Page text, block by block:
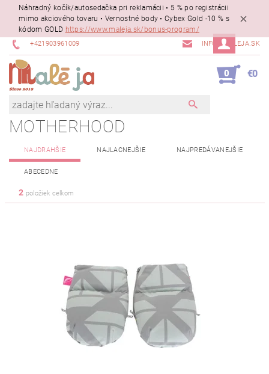
Náhradný kočík/autosedačka pri reklamácii • 5 % po registrácii
mimo akciového tovaru • Vernostné body • Cybex Gold -10 % s
kódom GOLD https://www.maleja.sk/bonus-program/
+421903961009 INFO@MALEJA.SK
0 €0
MOTHERHOOD
NAJDRAHŠIE NAJLACNEJŠIE NAJPREDÁVANEJŠIE
ABECEDNE
2 položiek celkom